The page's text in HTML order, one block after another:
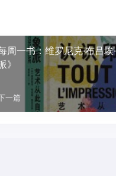
周一书：维罗尼克·布吕
》
一篇